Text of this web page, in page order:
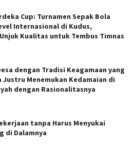
Cup: Turnamen Sepak Bola
Internasional di Kudus,
Kualitas untuk Tembus Timnas
dengan Tradisi Keagamaan yang
Justru Menemukan Kedamaian di
dengan Rasionalitasnya
tanpa Harus Menyukai
di Dalamnya